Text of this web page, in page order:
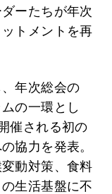
ーたちが年次
トメントを再
年次総会の
の一環とし
催される初の
の協力を発表。
動対策、食料
生活基盤に不